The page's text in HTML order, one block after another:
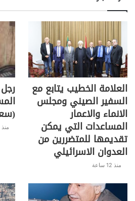
العلامة الخطيب يتابع مع
السفير الصيني ومجلس
الانماء والاعمار
المساعدات التي يمكن
تقديمها للمتضررين من
العدوان الاسرائيلي
منذ 12 ساعة
منذ 21 ساعة